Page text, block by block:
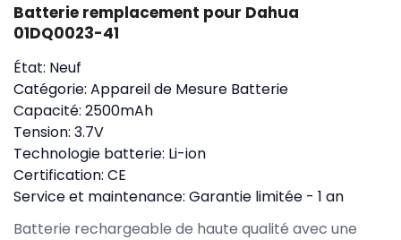
Batterie remplacement pour Dahua
01DQ0023-41
État: Neuf
Catégorie: Appareil de Mesure Batterie
Capacité: 2500mAh
Tension: 3.7V
Technologie batterie: Li-ion
Certification: CE
Service et maintenance: Garantie limitée - 1 an
Batterie rechargeable de haute qualité avec une